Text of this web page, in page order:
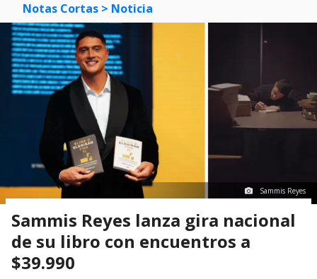
Notas Cortas > Noticia
Sammis Reyes
Sammis Reyes lanza gira nacional
de su libro con encuentros a
$39.990